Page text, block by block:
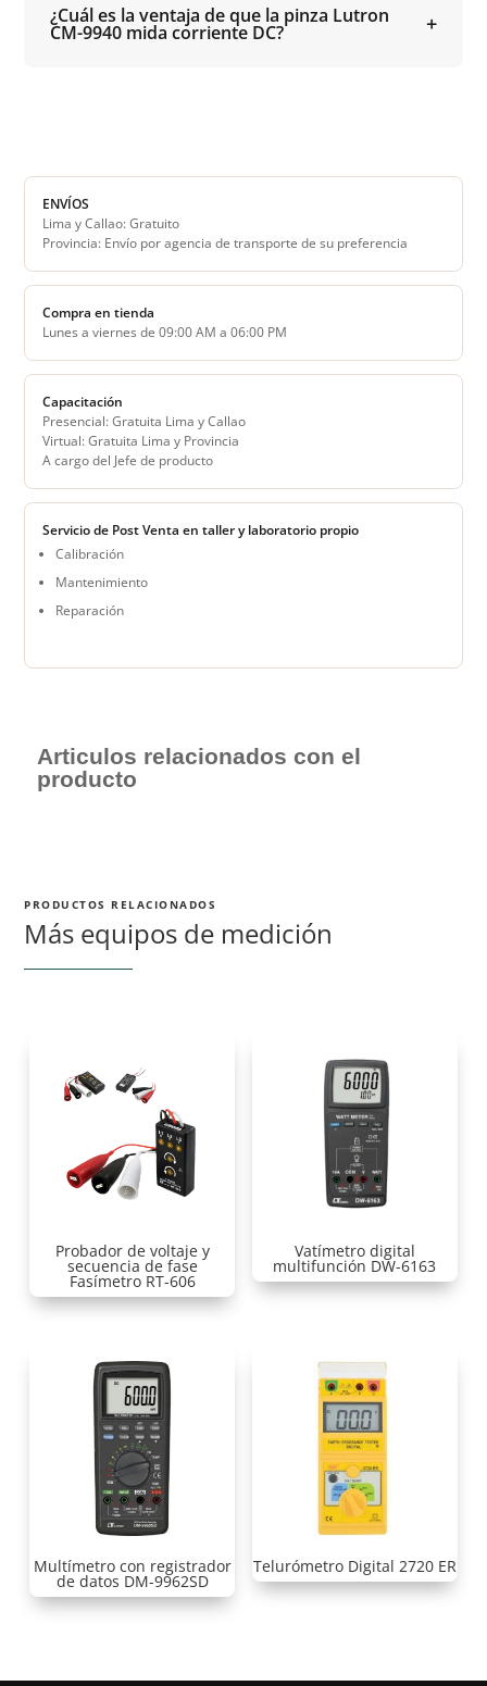
¿Cuál es la ventaja de que la pinza Lutron
CM-9940 mida corriente DC?
ENVÍOS
Lima y Callao: Gratuito
Provincia: Envío por agencia de transporte de su preferencia
Compra en tienda
Lunes a viernes de 09:00 AM a 06:00 PM
Capacitación
Presencial: Gratuita Lima y Callao
Virtual: Gratuita Lima y Provincia
A cargo del Jefe de producto
Servicio de Post Venta en taller y laboratorio propio
Calibración
Mantenimiento
Reparación
Articulos relacionados con el
producto
PRODUCTOS RELACIONADOS
Más equipos de medición
Probador de voltaje y
secuencia de fase
Fasímetro RT-606
Vatímetro digital
multifunción DW-6163
Multímetro con registrador
de datos DM-9962SD
Telurómetro Digital 2720 ER